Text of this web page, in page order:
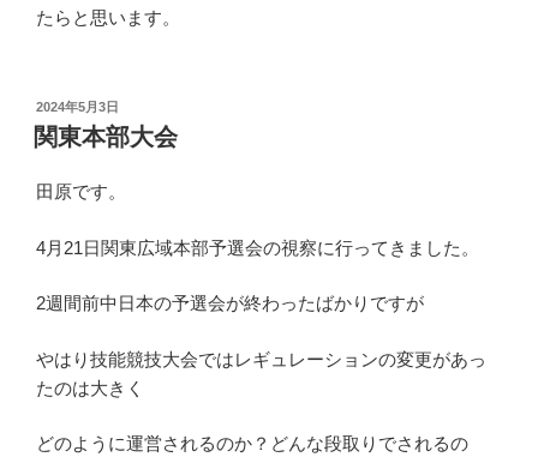
たらと思います。
投
稿
日:
2024年5月3日
関東本部大会
田原です。
4月21日関東広域本部予選会の視察に行ってきました。
2週間前中日本の予選会が終わったばかりですが
やはり技能競技大会ではレギュレーションの変更があっ
たのは大きく
どのように運営されるのか？どんな段取りでされるの